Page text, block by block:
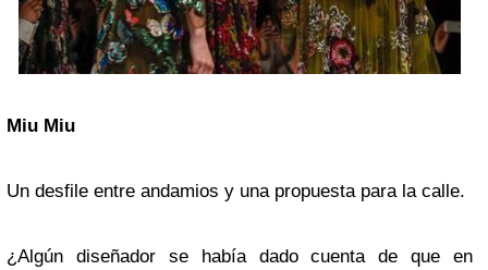
Miu Miu
Un desfile entre andamios y una propuesta para la calle.
¿Algún diseñador se había dado cuenta de que en